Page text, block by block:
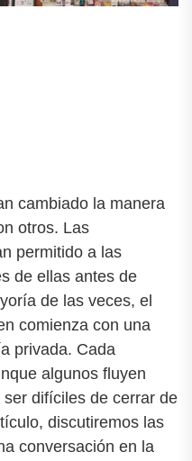
cambiado la manera
otros. Las
permitido a las
de ellas antes de
de las veces, el
comienza con una
privada. Cada
algunos fluyen
difíciles de cerrar de
discutiremos las
conversación en la